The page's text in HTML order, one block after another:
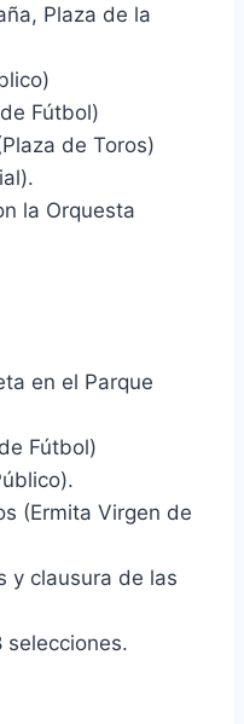
Plaza de la
Fútbol)
de Toros)
la Orquesta
en el Parque
Fútbol)
(Ermita Virgen de
y clausura de las
selecciones.